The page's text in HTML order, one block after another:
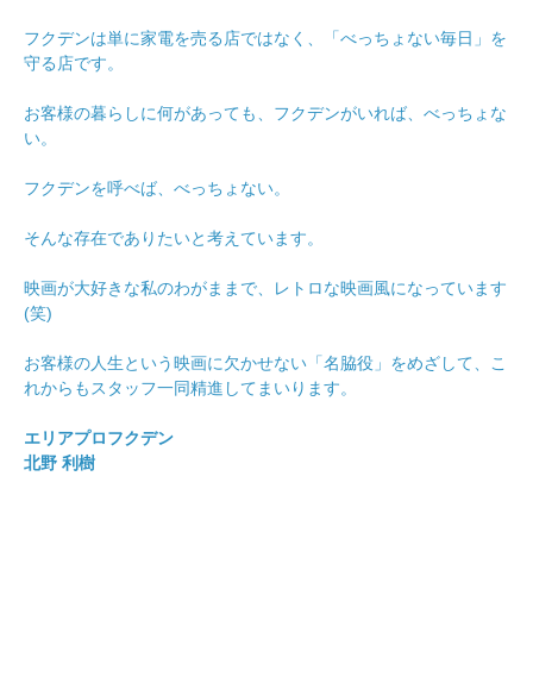
フクデンは単に家電を売る店ではなく、「べっちょない毎日」を
守る店です。
お客様の暮らしに何があっても、フクデンがいれば、べっちょな
い。
フクデンを呼べば、べっちょない。
そんな存在でありたいと考えています。
映画が大好きな私のわがままで、レトロな映画風になっています
(笑)
お客様の人生という映画に欠かせない「名脇役」をめざして、こ
れからもスタッフ一同精進してまいります。
エリアプロフクデン
北野 利樹